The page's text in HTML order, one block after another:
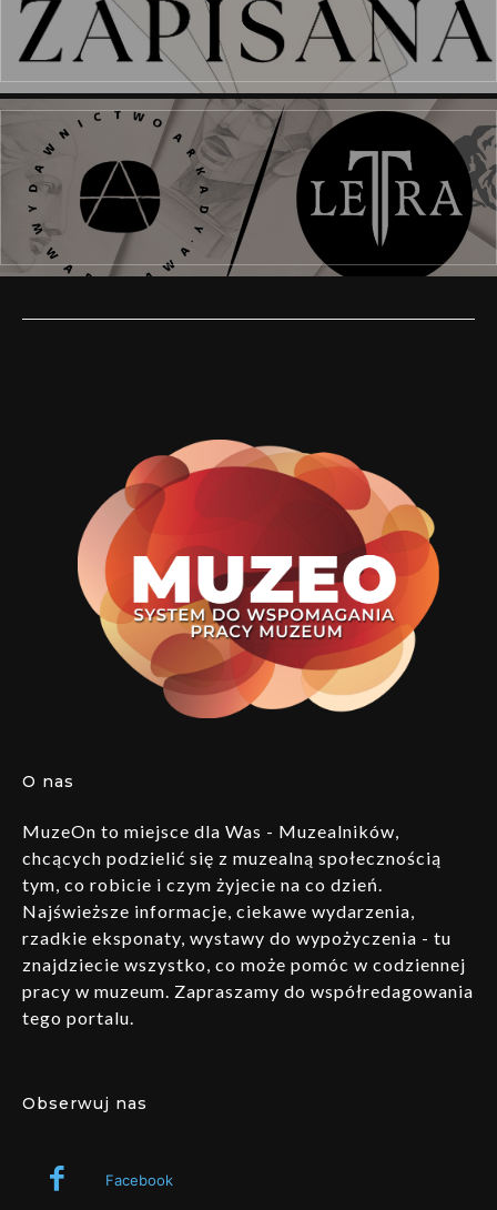
O nas
MuzeOn to miejsce dla Was - Muzealników,
chcących podzielić się z muzealną społecznością
tym, co robicie i czym żyjecie na co dzień.
Najświeższe informacje, ciekawe wydarzenia,
rzadkie eksponaty, wystawy do wypożyczenia - tu
znajdziecie wszystko, co może pomóc w codziennej
pracy w muzeum. Zapraszamy do współredagowania
tego portalu.
Obserwuj nas
Facebook